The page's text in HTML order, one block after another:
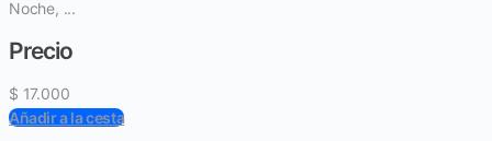
Noche, ...
Precio
$ 17.000
Añadir a la cesta